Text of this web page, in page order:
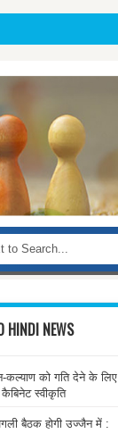
HINDI NEWS
को गति देने के लिए
स्वीकृति
बैठक होगी उज्जैन में :